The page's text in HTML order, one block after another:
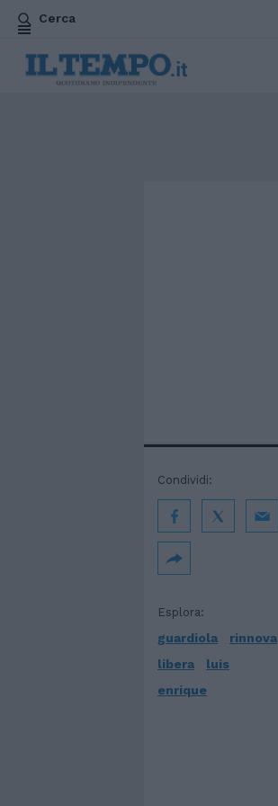
Cerca
Esplora:
guardiola
rinnova
libera
luis
enrique
Condividi: